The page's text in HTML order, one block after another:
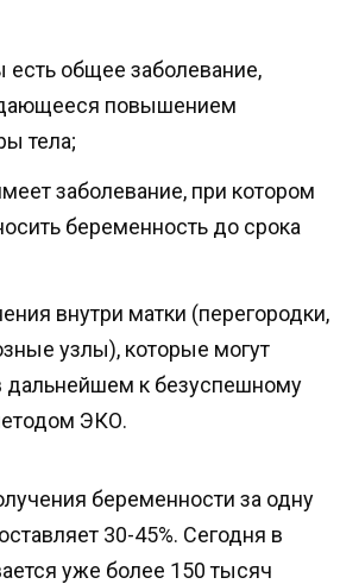
общее заболевание,
повышением
тела;
заболевание, при котором
беременность до срока
внутри матки (перегородки,
узлы), которые могут
дальнейшем к безуспешному
ЭКО.
беременности за одну
30-45%. Сегодня в
уже более 150 тысяч